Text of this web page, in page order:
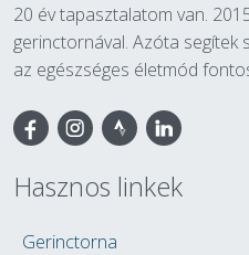
20 év tapasztalatom van.
gerinctornával. Azóta
az egészséges életmód
Facebook
Hasznos linkek
Gerinctorna